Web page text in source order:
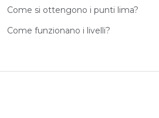
Come si ottengono i punti lima?
Come funzionano i livelli?